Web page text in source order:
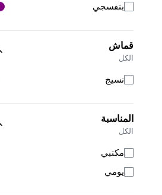
بنفسجي
قماش
الكل
نسيج
المناسبة
الكل
مكتبي
يومي